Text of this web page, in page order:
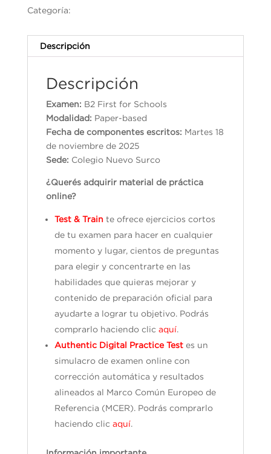
Categoría:
Descripción
Descripción
Examen: B2 First for Schools
Modalidad: Paper-based
Fecha de componentes escritos: Martes 18
de noviembre de 2025
Sede: Colegio Nuevo Surco
¿Querés adquirir material de práctica
online?
Test & Train te ofrece ejercicios cortos
de tu examen para hacer en cualquier
momento y lugar, cientos de preguntas
para elegir y concentrarte en las
habilidades que quieras mejorar y
contenido de preparación oficial para
ayudarte a lograr tu objetivo. Podrás
comprarlo haciendo clic aquí.
Authentic Digital Practice Test es un
simulacro de examen online con
corrección automática y resultados
alineados al Marco Común Europeo de
Referencia (MCER). Podrás comprarlo
haciendo clic aquí.